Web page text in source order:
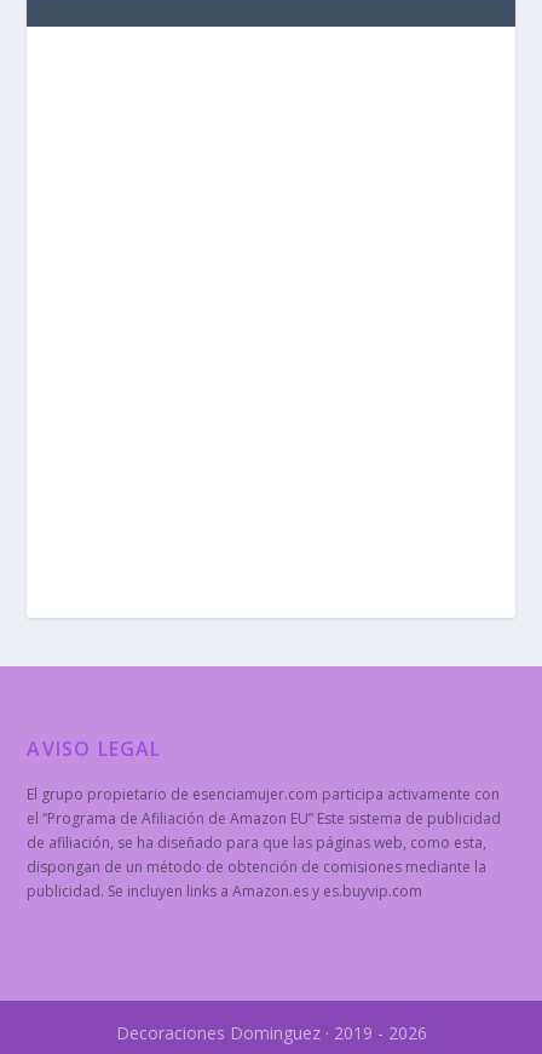
AVISO LEGAL
El grupo propietario de esenciamujer.com participa activamente con
el “Programa de Afiliación de Amazon EU” Este sistema de publicidad
de afiliación, se ha diseñado para que las páginas web, como esta,
dispongan de un método de obtención de comisiones mediante la
publicidad. Se incluyen links a Amazon.es y es.buyvip.com
Decoraciones Dominguez · 2019 - 2026